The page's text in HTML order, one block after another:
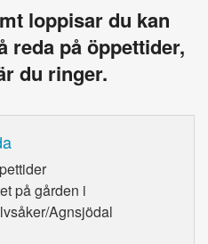
loppisar du kan
reda på öppettider,
du ringer.
på gården i
Agnsjödal